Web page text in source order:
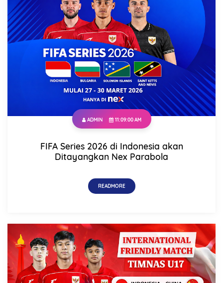
ADMIN 11:09:00 AM
FIFA Series 2026 di Indonesia akan
Ditayangkan Nex Parabola
READMORE